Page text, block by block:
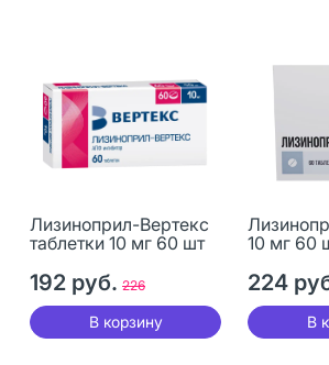
Лизиноприл-Вертекс
таблетки 10 мг 60 шт
192 руб. 226
В корзину
10 мг 60
224
В